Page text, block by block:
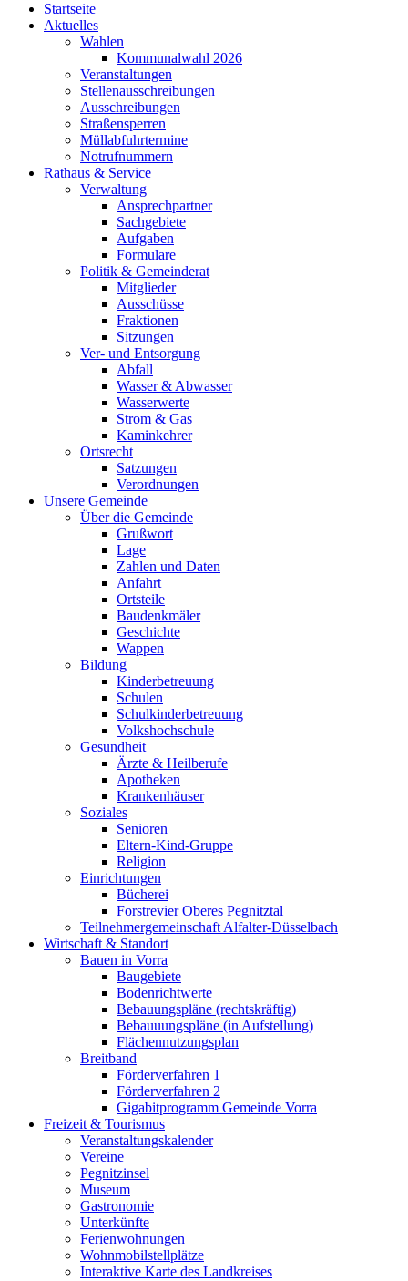
Startseite
Aktuelles
Wahlen
Kommunalwahl 2026
Veranstaltungen
Stellenausschreibungen
Ausschreibungen
Straßensperren
Müllabfuhrtermine
Notrufnummern
Rathaus & Service
Verwaltung
Ansprechpartner
Sachgebiete
Aufgaben
Formulare
Politik & Gemeinderat
Mitglieder
Ausschüsse
Fraktionen
Sitzungen
Ver- und Entsorgung
Abfall
Wasser & Abwasser
Wasserwerte
Strom & Gas
Kaminkehrer
Ortsrecht
Satzungen
Verordnungen
Unsere Gemeinde
Über die Gemeinde
Grußwort
Lage
Zahlen und Daten
Anfahrt
Ortsteile
Baudenkmäler
Geschichte
Wappen
Bildung
Kinderbetreuung
Schulen
Schulkinderbetreuung
Volkshochschule
Gesundheit
Ärzte & Heilberufe
Apotheken
Krankenhäuser
Soziales
Senioren
Eltern-Kind-Gruppe
Religion
Einrichtungen
Bücherei
Forstrevier Oberes Pegnitztal
Teilnehmergemeinschaft Alfalter-Düsselbach
Wirtschaft & Standort
Bauen in Vorra
Baugebiete
Bodenrichtwerte
Bebauungspläne (rechtskräftig)
Bebauuungspläne (in Aufstellung)
Flächennutzungsplan
Breitband
Förderverfahren 1
Förderverfahren 2
Gigabitprogramm Gemeinde Vorra
Freizeit & Tourismus
Veranstaltungskalender
Vereine
Pegnitzinsel
Museum
Gastronomie
Unterkünfte
Ferienwohnungen
Wohnmobilstellplätze
Interaktive Karte des Landkreises